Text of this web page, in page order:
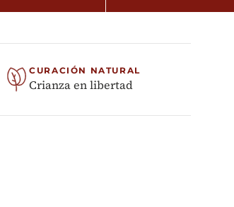
CURACIÓN NATURAL
Crianza en libertad